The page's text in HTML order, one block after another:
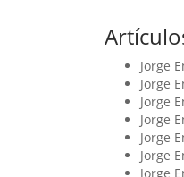
Jorge
Jorge
Jorge
Jorge
Jorge
Jorge
Jorge